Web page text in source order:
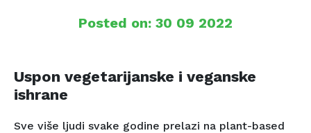
Posted on: 30 09 2022
Uspon vegetarijanske i veganske
ishrane
Sve više ljudi svake godine prelazi na plant-based